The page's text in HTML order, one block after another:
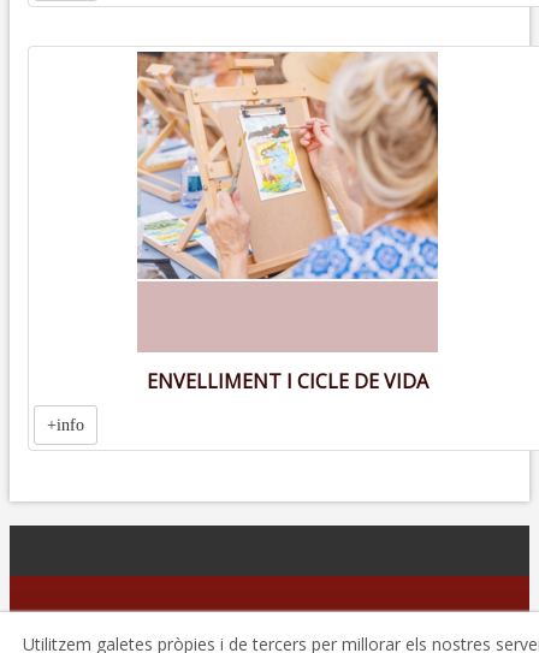
ENVELLIMENT I CICLE DE VIDA
+info
reservats.
Utilitzem galetes pròpies i de tercers per millorar els nostres